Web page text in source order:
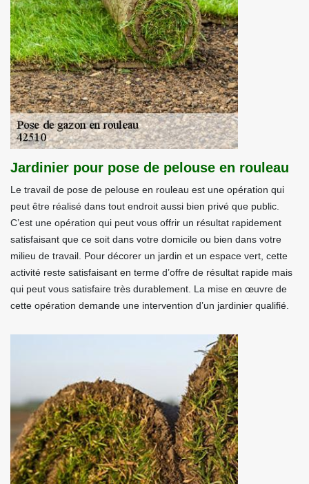
Jardinier pour pose de pelouse en rouleau
Le travail de pose de pelouse en rouleau est une opération qui
peut être réalisé dans tout endroit aussi bien privé que public.
C’est une opération qui peut vous offrir un résultat rapidement
satisfaisant que ce soit dans votre domicile ou bien dans votre
milieu de travail. Pour décorer un jardin et un espace vert, cette
activité reste satisfaisant en terme d’offre de résultat rapide mais
qui peut vous satisfaire très durablement. La mise en œuvre de
cette opération demande une intervention d’un jardinier qualifié.